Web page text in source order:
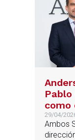
Pablo
como
Fiscal
con
29/04/
Ambos